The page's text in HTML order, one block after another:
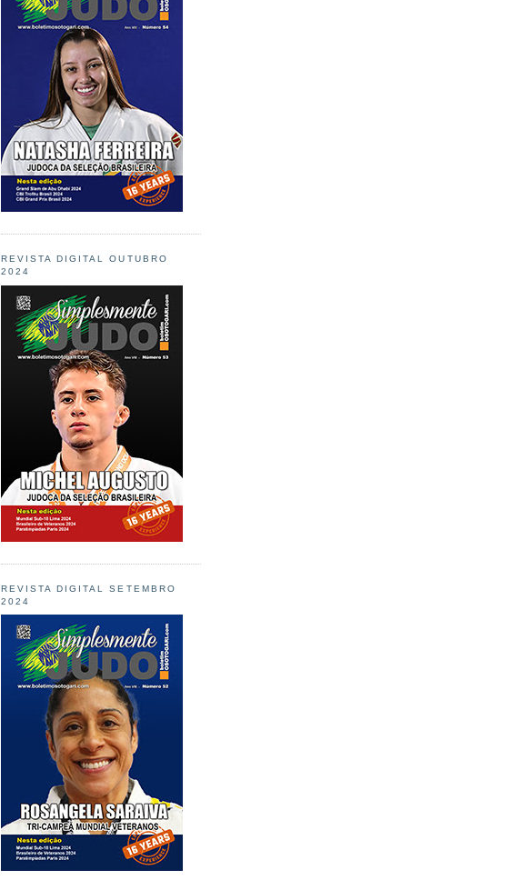
REVISTA DIGITAL OUTUBRO
2024
REVISTA DIGITAL SETEMBRO
2024